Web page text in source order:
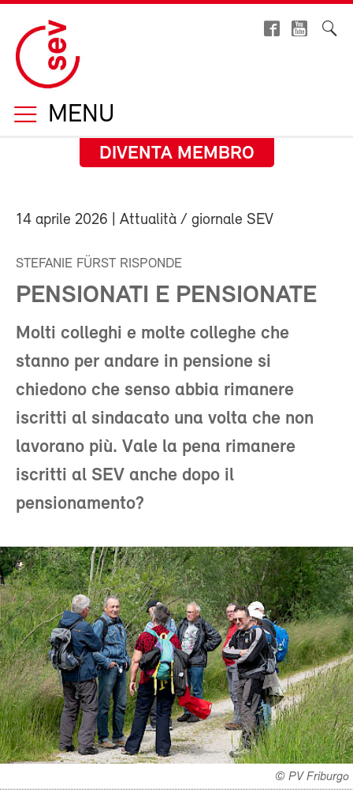
MENU
DIVENTA MEMBRO
14 aprile 2026 | Attualità / giornale SEV
STEFANIE FÜRST RISPONDE
PENSIONATI E PENSIONATE
Molti colleghi e molte colleghe che
stanno per andare in pensione si
chiedono che senso abbia rimanere
iscritti al sindacato una volta che non
lavorano più. Vale la pena rimanere
iscritti al SEV anche dopo il
pensionamento?
© PV Friburgo